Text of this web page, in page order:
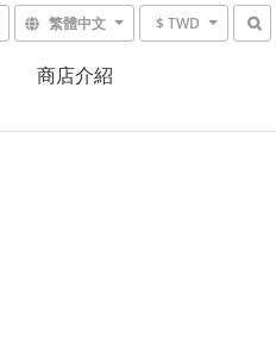
繁體中文 $ TWD
商店介紹